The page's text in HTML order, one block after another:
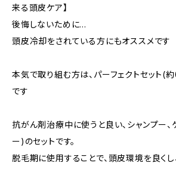
来る頭皮ケア】
後悔しないために…
頭皮冷却をされている方にもオススメです
本気で取り組む方は、パーフェクトセット(
です
抗がん剤治療中に使うと良い、シャンプー
ー)のセットです。
脱毛期に使用することで、頭皮環境を良く